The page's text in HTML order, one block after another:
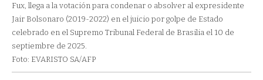
Fux, llega a la votación para condenar o absolver al expresidente
Jair Bolsonaro (2019-2022) en el juicio por golpe de Estado
celebrado en el Supremo Tribunal Federal de Brasilia el 10 de
septiembre de 2025.
Foto: EVARISTO SA/AFP